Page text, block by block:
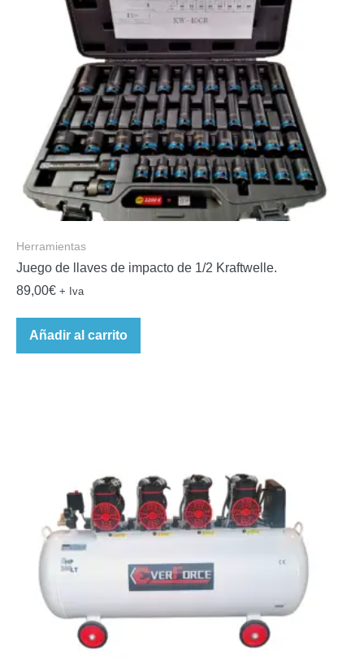
Herramientas
Juego de llaves de impacto de 1/2 Kraftwelle.
89,00€ + Iva
Añadir al carrito